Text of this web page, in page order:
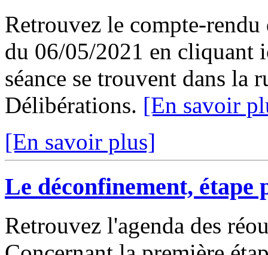
Retrouvez le compte-
du 06/05/2021 en cliquant
séance se trouvent dans
Délibérations. [En savoir
[En savoir plus]
Le déconfinement, étape
Retrouvez l'agenda des